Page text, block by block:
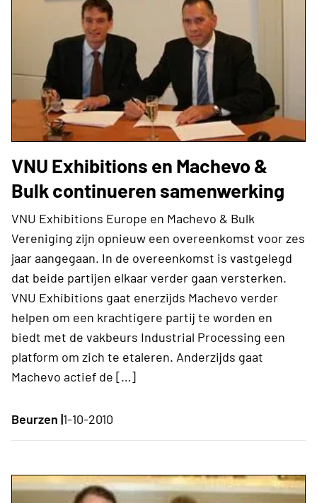
VNU Exhibitions en Machevo &
Bulk continueren samenwerking
VNU Exhibitions Europe en Machevo & Bulk
Vereniging zijn opnieuw een overeenkomst voor zes
jaar aangegaan. In de overeenkomst is vastgelegd
dat beide partijen elkaar verder gaan versterken.
VNU Exhibitions gaat enerzijds Machevo verder
helpen om een krachtigere partij te worden en
biedt met de vakbeurs Industrial Processing een
platform om zich te etaleren. Anderzijds gaat
Machevo actief de […]
Beurzen |1-10-2010